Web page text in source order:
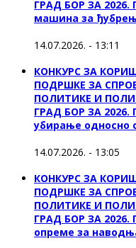
ГРАД БОР ЗА
машина за
14.07.2026. - 13:11
КОНКУРС ЗА
ПОДРШКЕ ЗА
ПОЛИТИКЕ И
ГРАД БОР ЗА
убирање односно
14.07.2026. - 13:05
КОНКУРС ЗА
ПОДРШКЕ ЗА
ПОЛИТИКЕ И
ГРАД БОР ЗА
опреме за